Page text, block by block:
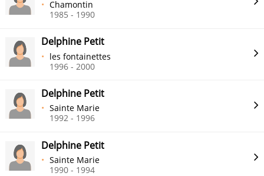
Chamontin
1985 - 1990
Delphine Petit
les fontainettes
1996 - 2000
Delphine Petit
Sainte Marie
1992 - 1996
Delphine Petit
Sainte Marie
1990 - 1994